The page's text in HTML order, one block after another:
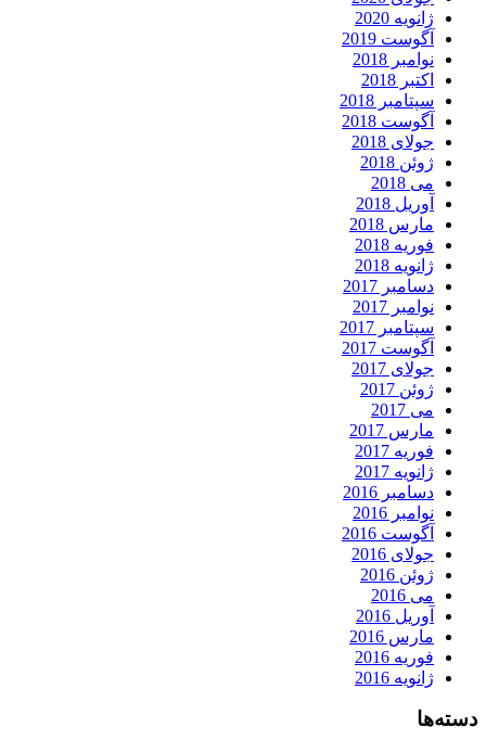
ژانویه 2020
آگوست 2019
نوامبر 2018
اکتبر 2018
سپتامبر 2018
آگوست 2018
جولای 2018
ژوئن 2018
می 2018
آوریل 2018
مارس 2018
فوریه 2018
ژانویه 2018
دسامبر 2017
نوامبر 2017
سپتامبر 2017
آگوست 2017
جولای 2017
ژوئن 2017
می 2017
مارس 2017
فوریه 2017
ژانویه 2017
دسامبر 2016
نوامبر 2016
آگوست 2016
جولای 2016
ژوئن 2016
می 2016
آوریل 2016
مارس 2016
فوریه 2016
ژانویه 2016
دسته‌ها